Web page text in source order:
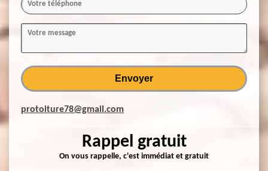
protoiture78@gmail.com
Rappel gratuit
On vous rappelle, c'est immédiat et gratuit